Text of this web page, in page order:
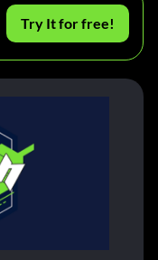
Try It for free!